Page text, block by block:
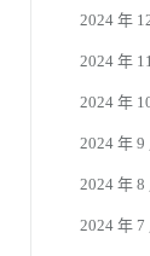
2024 年
2024 年
2024 年
2024 年 9
2024 年 8
2024 年 7